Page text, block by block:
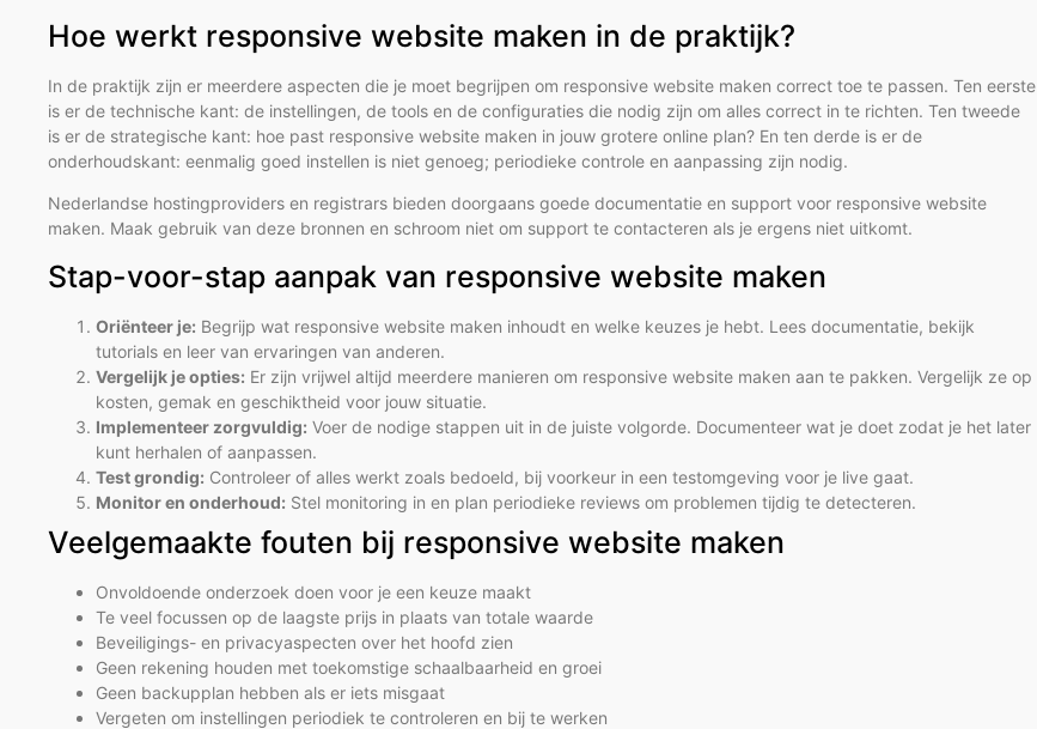
Hoe werkt responsive website maken in de praktijk?
In de praktijk zijn er meerdere aspecten die je moet begrijpen om responsive website maken correct toe te passen. Ten eerste
is er de technische kant: de instellingen, de tools en de configuraties die nodig zijn om alles correct in te richten. Ten tweede
is er de strategische kant: hoe past responsive website maken in jouw grotere online plan? En ten derde is er de
onderhoudskant: eenmalig goed instellen is niet genoeg; periodieke controle en aanpassing zijn nodig.
Nederlandse hostingproviders en registrars bieden doorgaans goede documentatie en support voor responsive website
maken. Maak gebruik van deze bronnen en schroom niet om support te contacteren als je ergens niet uitkomt.
Stap-voor-stap aanpak van responsive website maken
Oriënteer je: Begrijp wat responsive website maken inhoudt en welke keuzes je hebt. Lees documentatie, bekijk
tutorials en leer van ervaringen van anderen.
Vergelijk je opties: Er zijn vrijwel altijd meerdere manieren om responsive website maken aan te pakken. Vergelijk ze op
kosten, gemak en geschiktheid voor jouw situatie.
Implementeer zorgvuldig: Voer de nodige stappen uit in de juiste volgorde. Documenteer wat je doet zodat je het later
kunt herhalen of aanpassen.
Test grondig: Controleer of alles werkt zoals bedoeld, bij voorkeur in een testomgeving voor je live gaat.
Monitor en onderhoud: Stel monitoring in en plan periodieke reviews om problemen tijdig te detecteren.
Veelgemaakte fouten bij responsive website maken
Onvoldoende onderzoek doen voor je een keuze maakt
Te veel focussen op de laagste prijs in plaats van totale waarde
Beveiligings- en privacyaspecten over het hoofd zien
Geen rekening houden met toekomstige schaalbaarheid en groei
Geen backupplan hebben als er iets misgaat
Vergeten om instellingen periodiek te controleren en bij te werken